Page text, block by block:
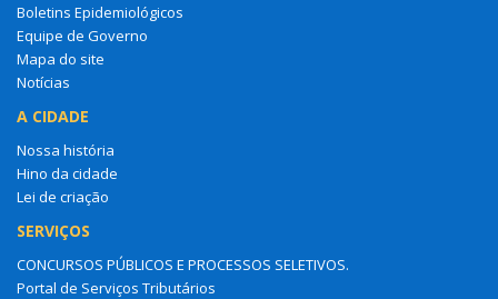
Boletins Epidemiológicos
Equipe de Governo
Mapa do site
Notícias
A CIDADE
Nossa história
Hino da cidade
Lei de criação
SERVIÇOS
CONCURSOS PÚBLICOS E PROCESSOS SELETIVOS.
Portal de Serviços Tributários